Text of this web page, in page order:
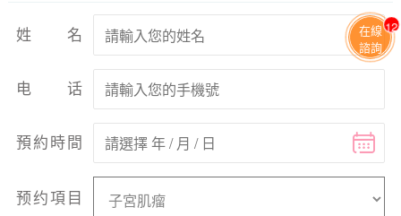
姓名
电话
預約時間
预约項目
在線
諮詢
11